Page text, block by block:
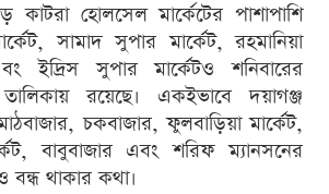
হোলসেল মার্কেটের পাশাপাশি
সামাদ সুপার মার্কেট, রহমানিয়া
ইদ্রিস সুপার মার্কেটও শনিবারের
তালিকায় রয়েছে। একইভাবে দয়াগঞ্জ
চকবাজার, ফুলবাড়িয়া মার্কেট,
বাবুবাজার এবং শরিফ ম্যানসনের
বন্ধ থাকার কথা।